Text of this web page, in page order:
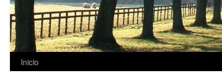
Saltar
Inicio